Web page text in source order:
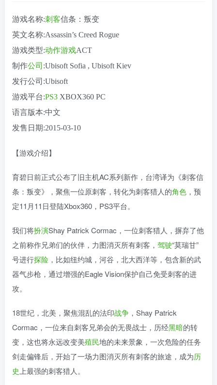
游戏名称:刺客信条：叛变
英文名称:Assassin’s Creed Rogue
游戏类型:动作游戏ACT
制作公司 :Ubisoft Sofia , Ubisoft Kiev
发行公司:Ubisoft
游戏平台:PS3 XBOX360 PC
语言版本:中文
发售日期:2015-03-10
【游戏介绍】
育碧日前正式公布了旧主机AC系列新作，台湾译为《刺客信
条：叛变》，聚焦一位原刺客，转化为刺客猎人的角色 ，预
定11月11日登陆Xbox360，PS3平台。
我们将扮演Shay Patrick Cormac，一位刺客猎人，摒弃了他
之前称作兄弟们的伙伴，力图消灭所有刺客， 驾驶“莫瑞甘”
号进行探险 ，比如纽约城，河谷，北大西洋等，包含新的武
器气步枪，通过增强的Eagle Vision保护自己免受刺客的进
攻。
18世纪，北美，聚焦混乱的法印战争 ，Shay Patrick
Cormac，一位来自刺客兄弟会的无畏战士，历经黑暗的转
变，这也将永远改变美殖民地的未来景象，一次危险的任务
剑走偏锋后，开始了一场力图消灭所有刺客的旅途，成为历
史 上最强的刺客猎人。